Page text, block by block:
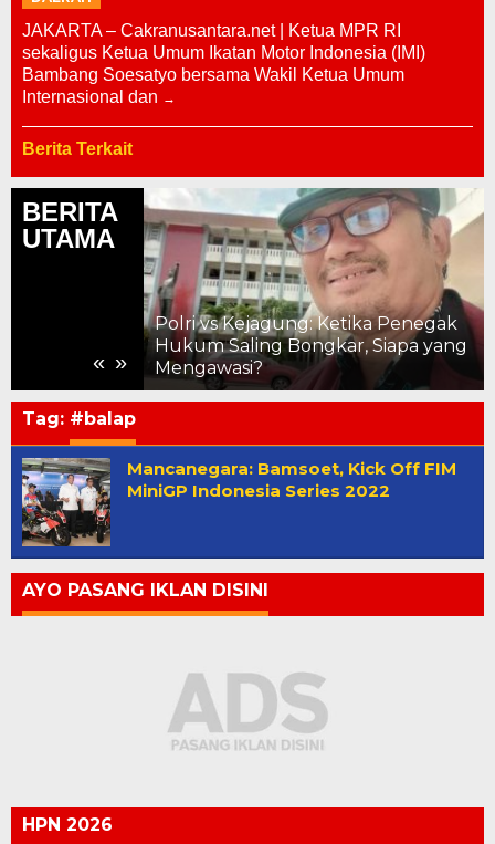
JAKARTA – Cakranusantara.net | Ketua MPR RI
sekaligus Ketua Umum Ikatan Motor Indonesia (IMI)
Bambang Soesatyo bersama Wakil Ketua Umum
Internasional dan
Berita Terkait
BERITA
UTAMA
« »
Polri vs Kejagung: Ketika Penegak
Hukum Saling Bongkar, Siapa yang
Mengawasi?
Tag: #balap
Mancanegara: Bamsoet, Kick Off FIM
MiniGP Indonesia Series 2022
AYO PASANG IKLAN DISINI
HPN 2026